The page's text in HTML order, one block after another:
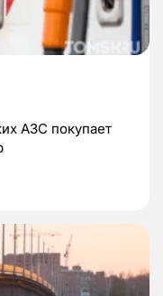
АЗС покупает